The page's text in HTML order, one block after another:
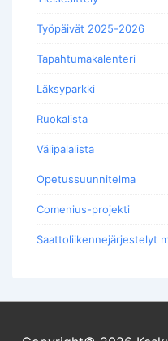
Työpäivät 2025-2026
Tapahtumakalenteri
Läksyparkki
Ruokalista
Välipalalista
Opetussuunnitelma
Comenius-projekti
Saattoliikennejärjestelyt